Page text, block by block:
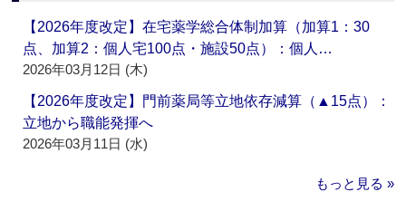
【2026年度改定】在宅薬学総合体制加算（加算1：30
点、加算2：個人宅100点・施設50点）：個人…
2026年03月12日 (木)
【2026年度改定】門前薬局等立地依存減算（▲15点）：
立地から職能発揮へ
2026年03月11日 (水)
もっと見る »